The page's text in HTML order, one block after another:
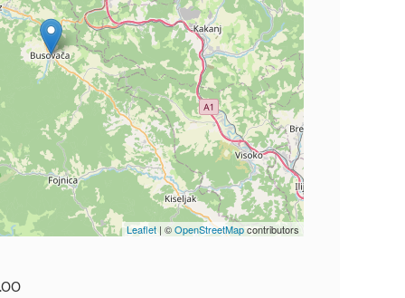
Leaflet | ©OpenStreetMapcontributors